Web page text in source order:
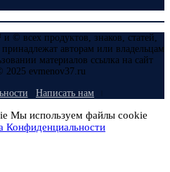
всех продуктов, знаков, статей,
авторам или владельцам
материалов ссылка на сайт
2025 evmenov37.ru
Написать нам
Мы используем файлы cookie
Конфиденциальности